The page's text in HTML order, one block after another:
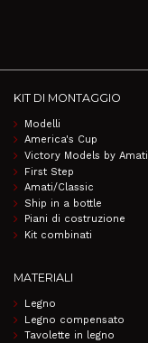
KIT DI MONTAGGIO
Modelli
America's Cup
Victory Models by Amati
First Step
Amati/Classic
Ship in a bottle
Piani di costruzione
Kit combinati
MATERIALI
Legno
Legno compensato
Tavolette in legno